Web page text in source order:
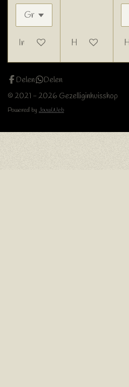
In winkelwagen Houd mij op de
Delen
Delen
© 2021 - 2026 Gezelliginhuisshop
Powered by JouwWeb